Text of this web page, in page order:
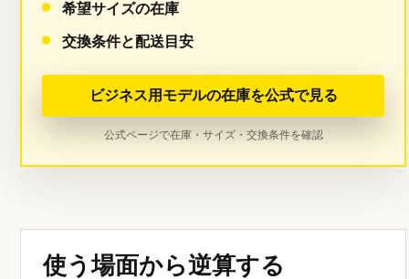
希望サイズの在庫
交換条件と配送目安
ビジネス用モデルの在庫を公式で見る
公式ページで在庫・サイズ・交換条件を確認
使う場面から逆算する